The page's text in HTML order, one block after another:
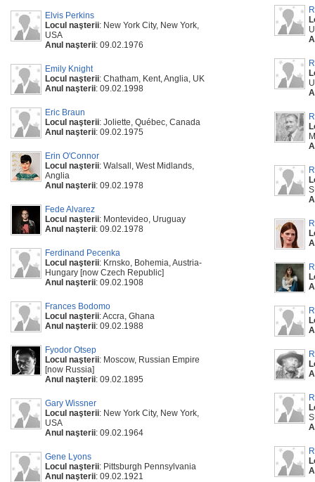
Elvis Perkins
Locul naşterii: New York City, New York,
USA
Anul naşterii: 09.02.1976
Emily Knight
Locul naşterii: Chatham, Kent, Anglia, UK
Anul naşterii: 09.02.1998
Eric Braun
Locul naşterii: Joliette, Québec, Canada
Anul naşterii: 09.02.1975
Erin O'Connor
Locul naşterii: Walsall, West Midlands,
Anglia
Anul naşterii: 09.02.1978
Fede Alvarez
Locul naşterii: Montevideo, Uruguay
Anul naşterii: 09.02.1978
Ferdinand Pecenka
Locul naşterii: Krnsko, Bohemia, Austria-
Hungary [now Czech Republic]
Anul naşterii: 09.02.1908
Frances Bodomo
Locul naşterii: Accra, Ghana
Anul naşterii: 09.02.1988
Fyodor Otsep
Locul naşterii: Moscow, Russian Empire
[now Russia]
Anul naşterii: 09.02.1895
Gary Wissner
Locul naşterii: New York City, New York,
USA
Anul naşterii: 09.02.1964
Gene Lyons
Locul naşterii: Pittsburgh Pennsylvania
Anul naşterii: 09.02.1921